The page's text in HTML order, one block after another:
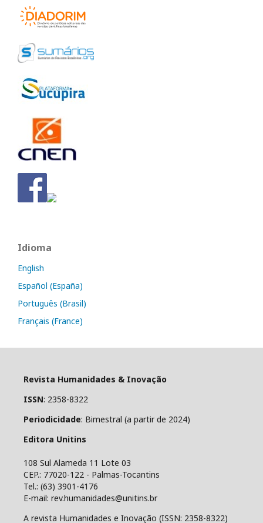
Idioma
English
Español (España)
Português (Brasil)
Français (France)
Revista Humanidades & Inovação
ISSN: 2358-8322
Periodicidade: Bimestral (a partir de 2024)
Editora Unitins
108 Sul Alameda 11 Lote 03
CEP.: 77020-122 - Palmas-Tocantins
Tel.: (63) 3901-4176
E-mail: rev.humanidades@unitins.br
A revista Humanidades e Inovação (ISSN: 2358-8322)